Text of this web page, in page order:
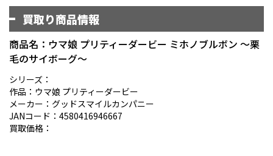
イベント情報
宅配買取のご案内
DELIVERY PURCHASE
買取お申し込み
ASSESSMENT
買取り商品情報
商品名：ウマ娘 プリティーダービー ミホノブルボン ～栗
毛のサイボーグ～
シリーズ：
作品：ウマ娘 プリティーダービー
メーカー：グッドスマイルカンパニー
JANコード：4580416946667
買取価格：